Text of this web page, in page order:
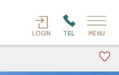
LOGIN TEL MENU